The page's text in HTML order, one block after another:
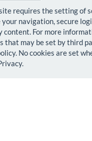
requires the setting of
your navigation, secure
For more
that may be set by third
No cookies are set